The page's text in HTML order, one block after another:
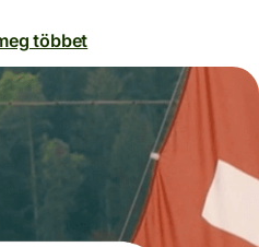
többet